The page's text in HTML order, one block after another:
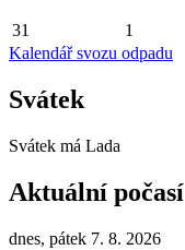
31 1
Kalendář svozu odpadu
Svátek
Svátek má Lada
Aktuální počasí
dnes, pátek 7. 8. 2026